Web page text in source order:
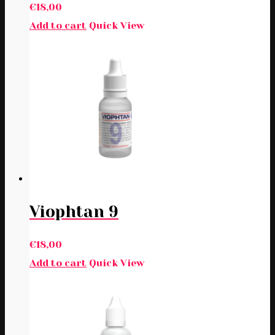
€18,00
Add to cart Quick View
Viophtan 9
€18,00
Add to cart Quick View